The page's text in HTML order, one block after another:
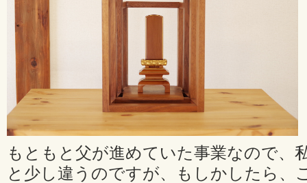
もともと父が進めていた事業なので、
と少し違うのですが、もしかしたら、